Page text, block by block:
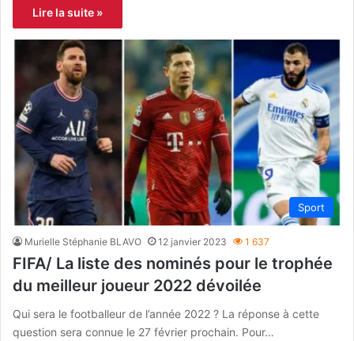
Lire la suite »
Sport
Murielle Stéphanie BLAVO 12 janvier 2023 1 637
FIFA/ La liste des nominés pour le trophée
du meilleur joueur 2022 dévoilée
Qui sera le footballeur de l’année 2022 ? La réponse à cette
question sera connue le 27 février prochain. Pour…